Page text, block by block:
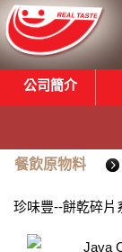
公司簡介
餐飲原物料
珍味豐--餅乾碎片